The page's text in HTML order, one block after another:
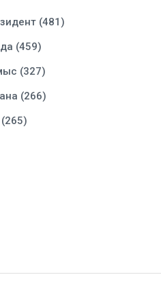
(481)
(459)
(327)
(266)